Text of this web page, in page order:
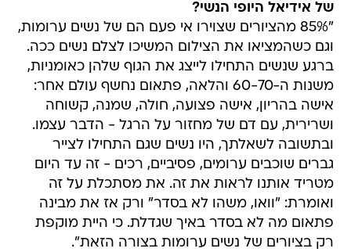
של אידיאל היופי הנשי?
"85% מהציורים שצוירו אי פעם הם של נשים ערומות,
וגם כשהמציאו את הצילום המשיכו לצלם נשים ככה.
ברגע שנשים התחילו לייצג את הגוף שלהן כאומניות,
משנות ה-60-70 והלאה, פתאום נחשף עולם אחר:
אישה בהריון, אישה פצועה, חולה, שמנה, קשוחה
ושרירית, עם דם של מחזור על הרגל - הדבר עצמו.
ובתשובה לשאלתך, היו נשים שגם התחילו לצייר
גברים שוכבים ערומים, פסיביים, רכים - זה עד היום
מטריד אותנו לראות את זה. את מסתכלת על זה
ואומרת: "וואו, משהו לא בסדר" ורק אז את מבינה
פתאום מה לא בסדר באיך שגדלת. כי היית מוקפת
רק בציורים של נשים ערומות בצורה הזאת".